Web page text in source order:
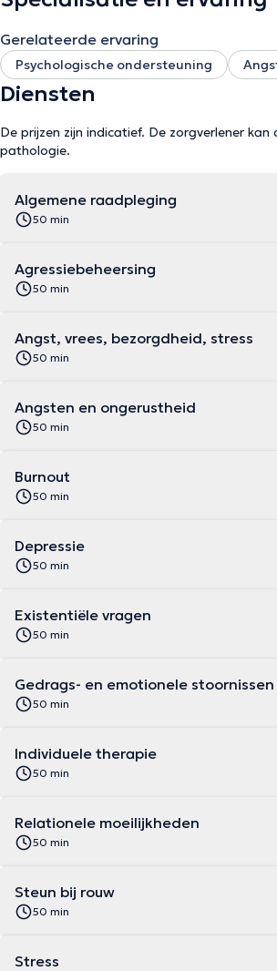
Gerelateerde ervaring
Psychologische ondersteuning
Diensten
De prijzen zijn indicatief. De zorgverlener
pathologie.
Algemene raadpleging
50 min
Agressiebeheersing
50 min
Angst, vrees, bezorgdheid, stress
50 min
Angsten en ongerustheid
50 min
Burnout
50 min
Depressie
50 min
Existentiële vragen
50 min
Gedrags- en emotionele stoornissen
50 min
Individuele therapie
50 min
Relationele moeilijkheden
50 min
Steun bij rouw
50 min
Stress